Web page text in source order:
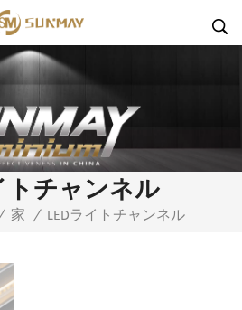
トチャンネル
家 / LEDライトチャンネル